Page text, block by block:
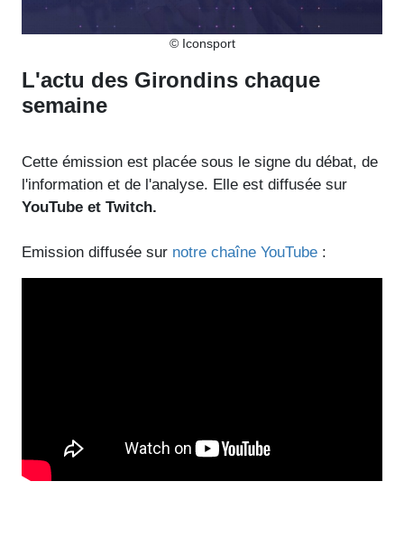
© Iconsport
L'actu des Girondins chaque
semaine
Cette émission est placée sous le signe du débat, de
l'information et de l'analyse. Elle est diffusée sur
YouTube et Twitch.
Emission diffusée sur notre chaîne YouTube :